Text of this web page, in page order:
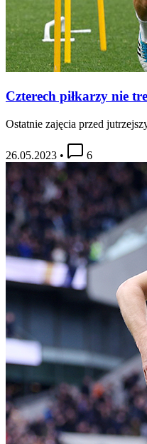
Czterech piłkarzy nie
Ostatnie zajęcia przed
26.05.2023 • 6